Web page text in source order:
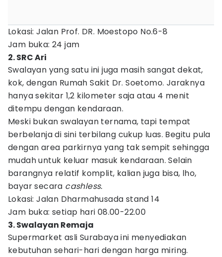
Lokasi: Jalan Prof. DR. Moestopo No.6-8
Jam buka: 24 jam
2. SRC Ari
Swalayan yang satu ini juga masih sangat dekat,
kok, dengan Rumah Sakit Dr. Soetomo. Jaraknya
hanya sekitar 1,2 kilometer saja atau 4 menit
ditempu dengan kendaraan.
Meski bukan swalayan ternama, tapi tempat
berbelanja di sini terbilang cukup luas. Begitu pula
dengan area parkirnya yang tak sempit sehingga
mudah untuk keluar masuk kendaraan. Selain
barangnya relatif komplit, kalian juga bisa, lho,
bayar secara cashless.
Lokasi: Jalan Dharmahusada stand 14
Jam buka: setiap hari 08.00-22.00
3. Swalayan Remaja
Supermarket asli Surabaya ini menyediakan
kebutuhan sehari-hari dengan harga miring.